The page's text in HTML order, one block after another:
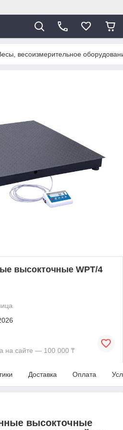
весоизмерительное
высокточные WPT/4
на сайте — 100 000 ₸
Доставка Оплата
высокточные